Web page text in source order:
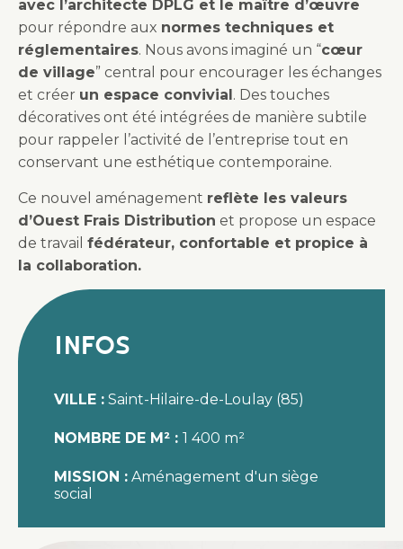
avec l’architecte DPLG et le maître d’œuvre
pour répondre aux normes techniques et
réglementaires. Nous avons imaginé un “cœur
de village” central pour encourager les échanges
et créer un espace convivial . Des touches
décoratives ont été intégrées de manière subtile
pour rappeler l’activité de l’entreprise tout en
conservant une esthétique contemporaine.
Ce nouvel aménagement reflète les valeurs
d’Ouest Frais Distribution et propose un espace
de travail fédérateur, confortable et propice à
la collaboration.
Infos
VILLE : Saint-Hilaire-de-Loulay (85)
NOMBRE DE M² : 1 400 m²
MISSION : Aménagement d'un siège
social